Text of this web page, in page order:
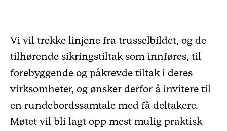
Vi vil trekke linjene fra trusselbildet, og de
tilhørende sikringstiltak som innføres, til
forebyggende og påkrevde tiltak i deres
virksomheter, og ønsker derfor å invitere til
en rundebordssamtale med få deltakere.
Møtet vil bli lagt opp mest mulig praktisk